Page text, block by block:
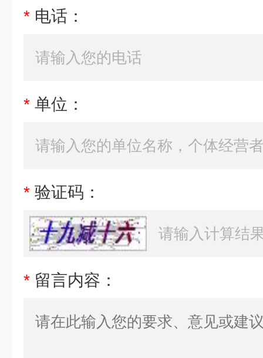
* 电话：
* 单位：
* 验证码：
* 留言内容：